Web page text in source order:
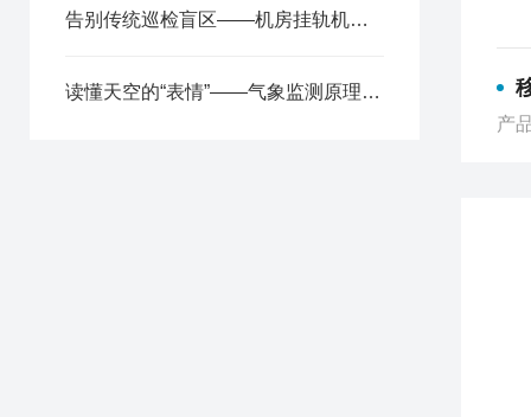
告别传统巡检盲区——机房挂轨机器人，让“智巡”替代“人巡”
读懂天空的“表情”——气象监测原理与防灾减灾应用
产